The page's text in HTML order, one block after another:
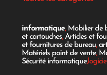
informatique, Mobilier de
et cartouches,Articles et
et fournitures de bureau,
Matériels point de vente,
Sécurité informatique